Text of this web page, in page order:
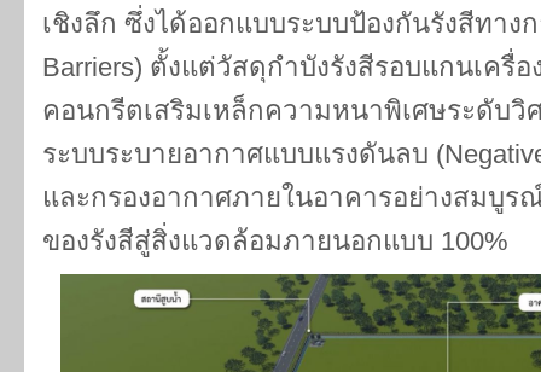
เชิงลึก ซึ่งได้ออกแบบระบบป้องกันรังสีทาง
Barriers) ตั้งแต่วัสดุกำบังรังสีรอบแกนเครื่
คอนกรีตเสริมเหล็กความหนาพิเศษระดับวิ
ระบบระบายอากาศแบบแรงดันลบ
และกรองอากาศภายในอาคารอย่างสมบูร
ของรังสีสู่สิ่งแวดล้อมภายนอกแบบ 100%